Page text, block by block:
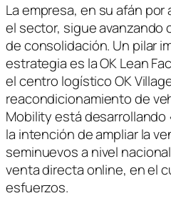
La empresa, en su afán
el sector, sigue
de consolidación. Un pilar
estrategia es la OK Lean
el centro logístico OK
reacondicionamiento de
Mobility está desarrollando
la intención de ampliar la
seminuevos a nivel
venta directa online, en el
esfuerzos.